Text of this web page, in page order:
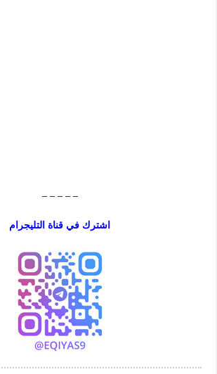
– – – – –
اشترك في قناة التليجرام